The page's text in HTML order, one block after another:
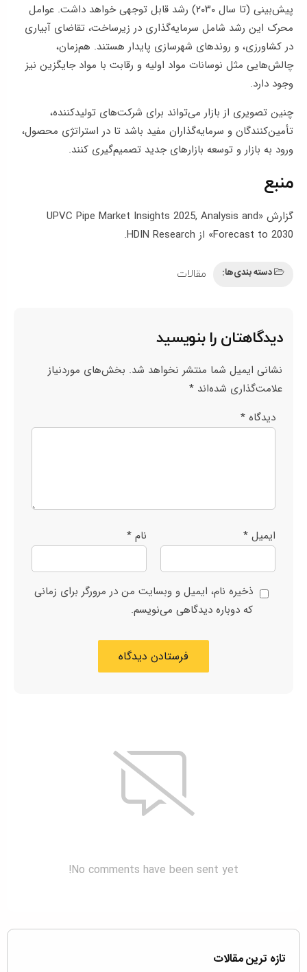
پیش‌بینی (تا سال ۲۰۳۰) رشد قابل‌ توجهی خواهد داشت. عوامل
محرک این رشد شامل سرمایه‌گذاری در زیرساخت، تقاضای آبیاری
در کشاورزی، و روندهای شهرسازی پایدار هستند. هم‌زمان،
چالش‌هایی مثل نوسانات مواد اولیه و رقابت با مواد جایگزین نیز
وجود دارد.
چنین تصویری از بازار می‌تواند برای شرکت‌های تولیدکننده،
تأمین‌کنندگان و سرمایه‌گذاران مفید باشد تا در استراتژی محصول،
ورود به بازار و توسعه بازارهای جدید تصمیم‌گیری کنند.
منبع
گزارش «UPVC Pipe Market Insights 2025, Analysis and
Forecast to 2030» از
HDIN Research
.
دسته بندی‌ها: مقالات
دیدگاهتان را بنویسید
نشانی ایمیل شما منتشر نخواهد شد. بخش‌های موردنیاز
علامت‌گذاری شده‌اند *
دیدگاه *
نام * ایمیل *
ذخیره نام، ایمیل و وبسایت من در مرورگر برای زمانی
که دوباره دیدگاهی می‌نویسم.
No comments have been sent yet!
تازه ترین مقالات